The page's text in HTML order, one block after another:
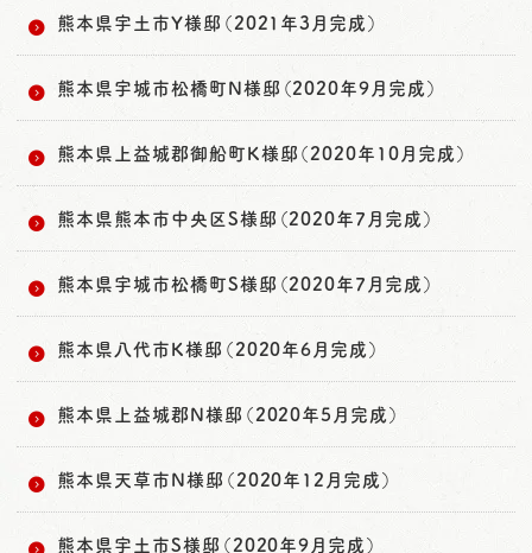
熊本県宇土市Y様邸（2021年3月完成）
熊本県宇城市松橋町N様邸（2020年9月完成）
熊本県上益城郡御船町K様邸（2020年10月完成）
熊本県熊本市中央区S様邸（2020年7月完成）
熊本県宇城市松橋町S様邸（2020年7月完成）
熊本県八代市K様邸（2020年6月完成）
熊本県上益城郡N様邸（2020年5月完成）
熊本県天草市N様邸（2020年12月完成）
熊本県宇土市S様邸（2020年9月完成）